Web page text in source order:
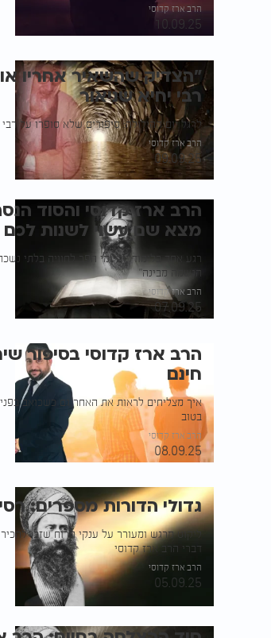
הרב ארז קדוסי
10.09.25
"הצדיק שהשאיר אחריו
רבי יחיא שניאור
לרגל יום ההילולה: סיפורים שלא סופרו על
הרב ארז קדוסי
09.09.25
הרב ארז קדוסי והסוד
מצא שם עשוי לשנות
רגע אחד בלימוד יומיומי הפך לחוויה בלתי
הנשמה מבינה"
הרב ארז קדוסי
07.09.25
הרב ארז קדוסי בסיפור
חינם
איך מצליחים לראות את האחר גם כשכואב
בטוב
הרב ארז קדוסי
08.09.25
גדולי הדורות מספרים:
ליקוט מרגש ומעורר על ענקי הרוח שזכו
דברי הרב ארז קדוסי
הרב ארז קדוסי
05.09.25